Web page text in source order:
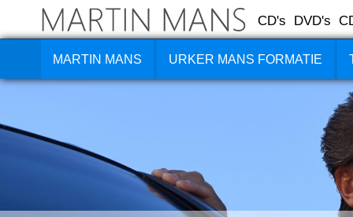
CD's DVD's
MARTIN MANS URKER MANS FORMATIE